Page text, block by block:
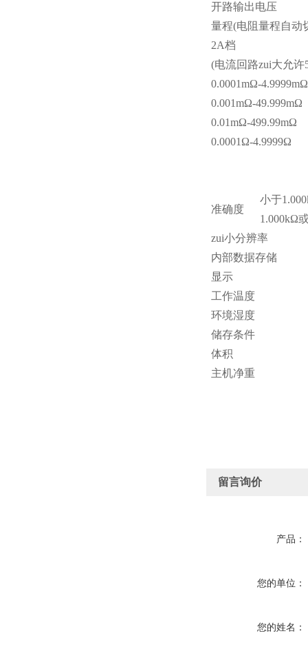
开路输出电压
量程(电阻量程自动
2A档
(电流回路zui大允许
0.0001mΩ-4.9999mΩ
0.001mΩ-49.999mΩ
0.01mΩ-499.99mΩ
0.0001Ω-4.9999Ω
准确度
小于
1.000kΩ
zui小分辨率
内部数据存储
显示
工作温度
环境湿度
储存条件
体积
主机净重
留言询价
产品：
您的单位：
您的姓名：